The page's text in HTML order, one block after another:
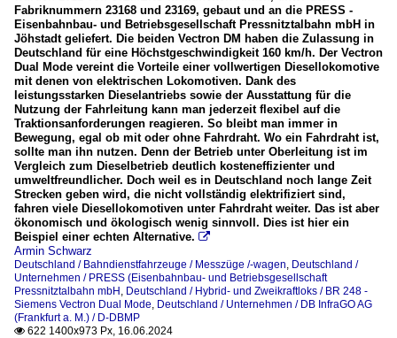
Fabriknummern 23168 und 23169, gebaut und an die PRESS -
Eisenbahnbau- und Betriebsgesellschaft Pressnitztalbahn mbH in
Jöhstadt geliefert. Die beiden Vectron DM haben die Zulassung in
Deutschland für eine Höchstgeschwindigkeit 160 km/h. Der Vectron
Dual Mode vereint die Vorteile einer vollwertigen Diesellokomotive
mit denen von elektrischen Lokomotiven. Dank des
leistungsstarken Dieselantriebs sowie der Ausstattung für die
Nutzung der Fahrleitung kann man jederzeit flexibel auf die
Traktionsanforderungen reagieren. So bleibt man immer in
Bewegung, egal ob mit oder ohne Fahrdraht. Wo ein Fahrdraht ist,
sollte man ihn nutzen. Denn der Betrieb unter Oberleitung ist im
Vergleich zum Dieselbetrieb deutlich kosteneffizienter und
umweltfreundlicher. Doch weil es in Deutschland noch lange Zeit
Strecken geben wird, die nicht vollständig elektrifiziert sind,
fahren viele Diesellokomotiven unter Fahrdraht weiter. Das ist aber
ökonomisch und ökologisch wenig sinnvoll. Dies ist hier ein
Beispiel einer echten Alternative. 
Armin Schwarz
Deutschland / Bahndienstfahrzeuge / Messzüge /-wagen Deutschland /
Unternehmen / PRESS (Eisenbahnbau- und Betriebsgesellschaft
Pressnitztalbahn mbH Deutschland / Hybrid- und Zweikraftloks / BR 248 -
Siemens Vectron Dual Mode Deutschland / Unternehmen / DB InfraGO AG
(Frankfurt a. M.) / D-DBMP
 622 1400x973 Px, 16.06.2024